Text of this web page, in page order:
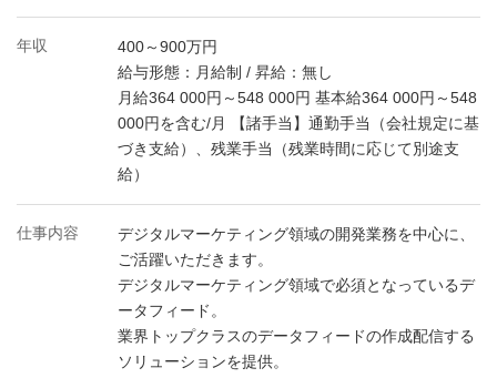
年収
400～900万円
給与形態：月給制 / 昇給：無し
月給364 000円～548 000円 基本給364 000円～548
000円を含む/月 【諸手当】通勤手当（会社規定に基
づき支給）、残業手当（残業時間に応じて別途支
給）
仕事内容
デジタルマーケティング領域の開発業務を中心に、
ご活躍いただきます。
デジタルマーケティング領域で必須となっているデ
ータフィード。
業界トップクラスのデータフィードの作成配信する
ソリューションを提供。